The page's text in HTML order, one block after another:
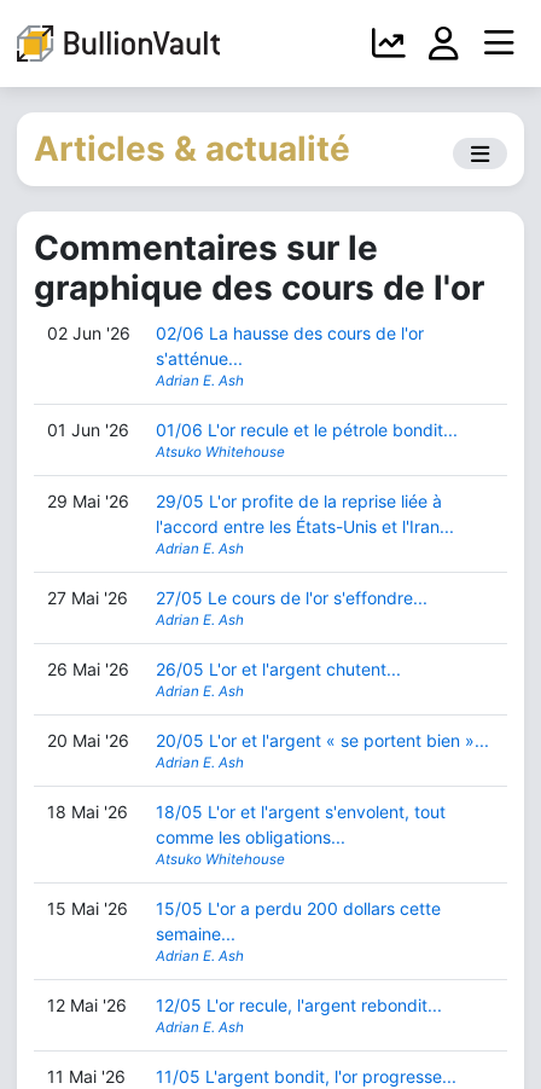
Articles & actualité
Commentaires sur le
graphique des cours de l'or
02 Jun '26
02/06 La hausse des cours de l'or
s'atténue...
Adrian E. Ash
01 Jun '26 01/06 L'or recule et le pétrole bondit...
Atsuko Whitehouse
29 Mai '26
29/05 L'or profite de la reprise liée à
l'accord entre les États-Unis et l'Iran...
Adrian E. Ash
27 Mai '26 27/05 Le cours de l'or s'effondre...
Adrian E. Ash
26 Mai '26 26/05 L'or et l'argent chutent...
Adrian E. Ash
20 Mai '26 20/05 L'or et l'argent « se portent bien »...
Adrian E. Ash
18 Mai '26
18/05 L'or et l'argent s'envolent, tout
comme les obligations...
Atsuko Whitehouse
15 Mai '26
15/05 L'or a perdu 200 dollars cette
semaine...
Adrian E. Ash
12 Mai '26 12/05 L'or recule, l'argent rebondit...
Adrian E. Ash
11 Mai '26 11/05 L'argent bondit, l'or progresse...